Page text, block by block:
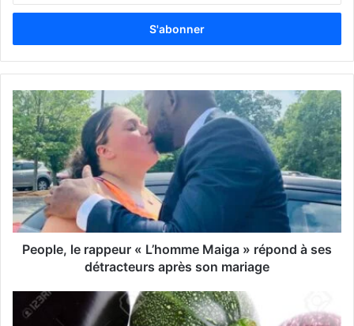
t
e
z
o
t
r
e
a
d
r
e
s
People, le rappeur « L’homme Maiga » répond à ses
détracteurs après son mariage